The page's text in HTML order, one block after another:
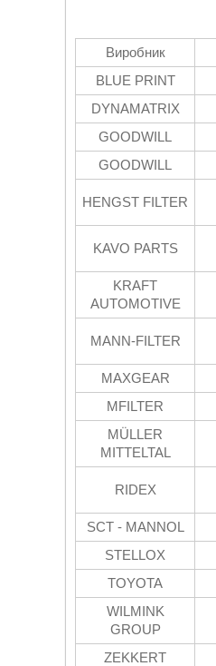
Виробник
BLUE PRINT
DYNAMATRIX
GOODWILL
GOODWILL
HENGST FILTER
KAVO PARTS
KRAFT
AUTOMOTIVE
MANN-FILTER
MAXGEAR
MFILTER
MÜLLER
MITTELTAL
RIDEX
SCT - MANNOL
STELLOX
TOYOTA
WILMINK
GROUP
ZEKKERT